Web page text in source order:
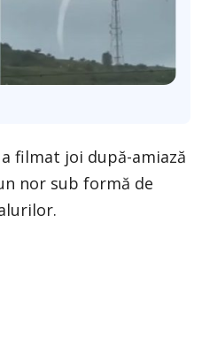
filmat joi după-amiază
nor sub formă de